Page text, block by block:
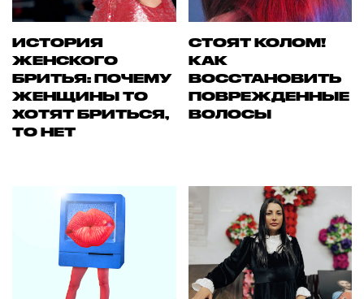
ИСТОРИЯ
ЖЕНСКОГО
БРИТЬЯ: ПОЧЕМУ
ЖЕНЩИНЫ ТО
ХОТЯТ БРИТЬСЯ,
ТО НЕТ
СТОЯТ КОЛОМ!
КАК
ВОССТАНОВИТЬ
ПОВРЕЖДЕННЫЕ
ВОЛОСЫ